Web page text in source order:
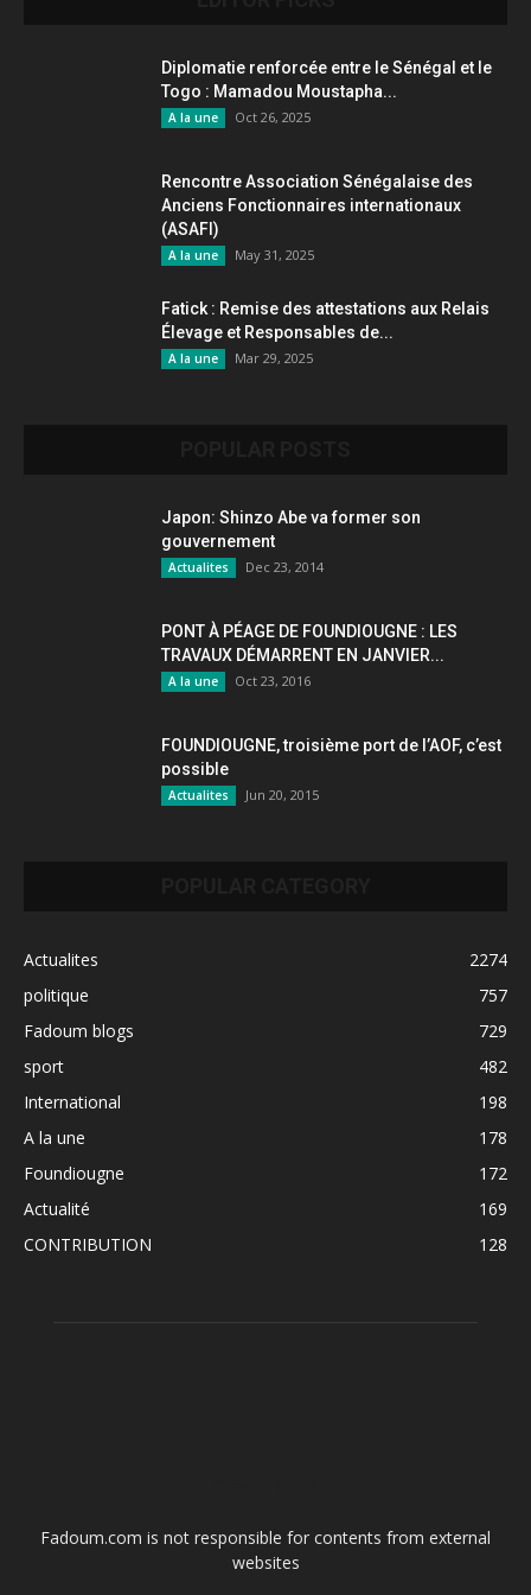
Diplomatie renforcée entre le Sénégal et le
Togo : Mamadou Moustapha...
A la une Oct 26, 2025
Rencontre Association Sénégalaise des
Anciens Fonctionnaires internationaux
(ASAFI)
A la une May 31, 2025
Fatick : Remise des attestations aux Relais
Élevage et Responsables de...
A la une Mar 29, 2025
Japon: Shinzo Abe va former son
gouvernement
Actualites Dec 23, 2014
PONT À PÉAGE DE FOUNDIOUGNE : LES
TRAVAUX DÉMARRENT EN JANVIER...
A la une Oct 23, 2016
FOUNDIOUGNE, troisième port de l’AOF, c’est
possible
Actualites Jun 20, 2015
Actualites
2274
politique
757
Fadoum blogs
729
sport
482
International
198
A la une
178
Foundiougne
172
Actualité
169
CONTRIBUTION
128
Fadoum.com is not responsible for contents from external
websites